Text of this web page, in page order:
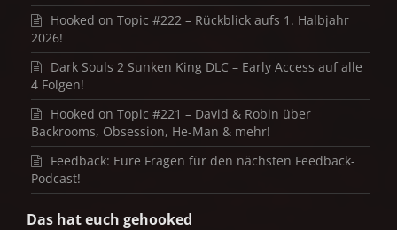
Hooked on Topic #222 – Rückblick aufs 1. Halbjahr
2026!
Dark Souls 2 Sunken King DLC – Early Access auf alle
4 Folgen!
Hooked on Topic #221 – David & Robin über
Backrooms, Obsession, He-Man & mehr!
Feedback: Eure Fragen für den nächsten Feedback-
Podcast!
Das hat euch gehooked